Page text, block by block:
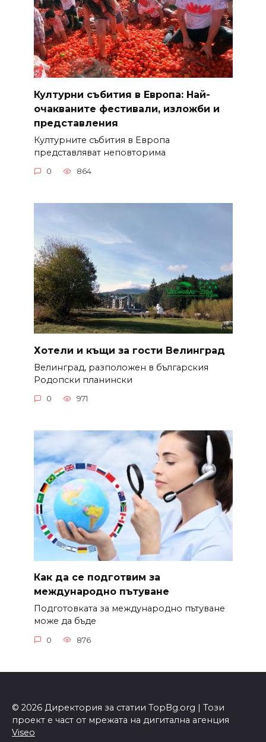
Културни събития в Европа: Най-
очакваните фестивали, изложби и
представления
Културните събития в Европа
представляват неповторима
0 864
Хотели и къщи за гости Велинград
Велинград, разположен в българския
Родопски планински
0 971
Как да се подготвим за
международно пътуване
Подготовката за международно пътуване
може да бъде
0 876
© 2026 Директория за статии TopBg.org | Този
проект е част от мрежата на дигитална агенция
Viseo